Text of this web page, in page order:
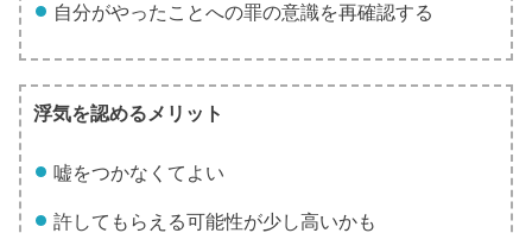
自分がやったことへの罪の意識を再確認する
浮気を認めるメリット
嘘をつかなくてよい
許してもらえる可能性が少し高いかも